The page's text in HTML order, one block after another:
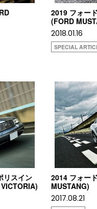
2019 フォー
(FORD
2018.01.16
SPECIAL
リスイン
2014 フォー
MUSTANG)
2017.08.21